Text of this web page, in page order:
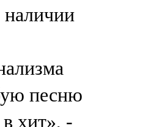
песню
хит», -